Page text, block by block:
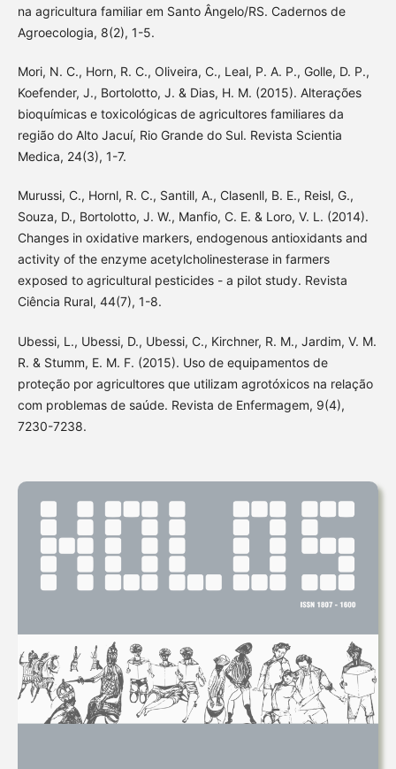
na agricultura familiar em Santo Ângelo/RS. Cadernos de
Agroecologia, 8(2), 1-5.
Mori, N. C., Horn, R. C., Oliveira, C., Leal, P. A. P., Golle, D. P.,
Koefender, J., Bortolotto, J. & Dias, H. M. (2015). Alterações
bioquímicas e toxicológicas de agricultores familiares da
região do Alto Jacuí, Rio Grande do Sul. Revista Scientia
Medica, 24(3), 1-7.
Murussi, C., Hornl, R. C., Santill, A., Clasenll, B. E., Reisl, G.,
Souza, D., Bortolotto, J. W., Manfio, C. E. & Loro, V. L. (2014).
Changes in oxidative markers, endogenous antioxidants and
activity of the enzyme acetylcholinesterase in farmers
exposed to agricultural pesticides - a pilot study. Revista
Ciência Rural, 44(7), 1-8.
Ubessi, L., Ubessi, D., Ubessi, C., Kirchner, R. M., Jardim, V. M.
R. & Stumm, E. M. F. (2015). Uso de equipamentos de
proteção por agricultores que utilizam agrotóxicos na relação
com problemas de saúde. Revista de Enfermagem, 9(4),
7230-7238.